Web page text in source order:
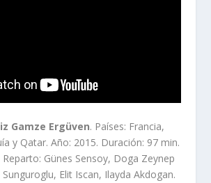
Gamze Ergüven. Países: Francia,
y Qatar. Año: 2015. Duración: 97 min.
Günes Sensoy, Doga Zeynep
Elit Iscan, Ilayda Akdogan.